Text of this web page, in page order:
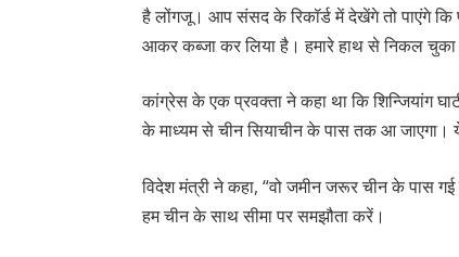
है लोंगजू। आप संसद के रिकॉर्ड में देखेंगे तो पाएंगे
आकर कब्जा कर लिया है। हमारे हाथ से निकल चुका
कांग्रेस के एक प्रवक्ता ने कहा था कि शिन्जियांग
के माध्यम से चीन सियाचीन के पास तक आ
विदेश मंत्री ने कहा, “वो जमीन जरूर चीन के पास
हम चीन के साथ सीमा पर समझौता करें।